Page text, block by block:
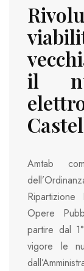
il
Amtab
Opere
partire dal
vigore le